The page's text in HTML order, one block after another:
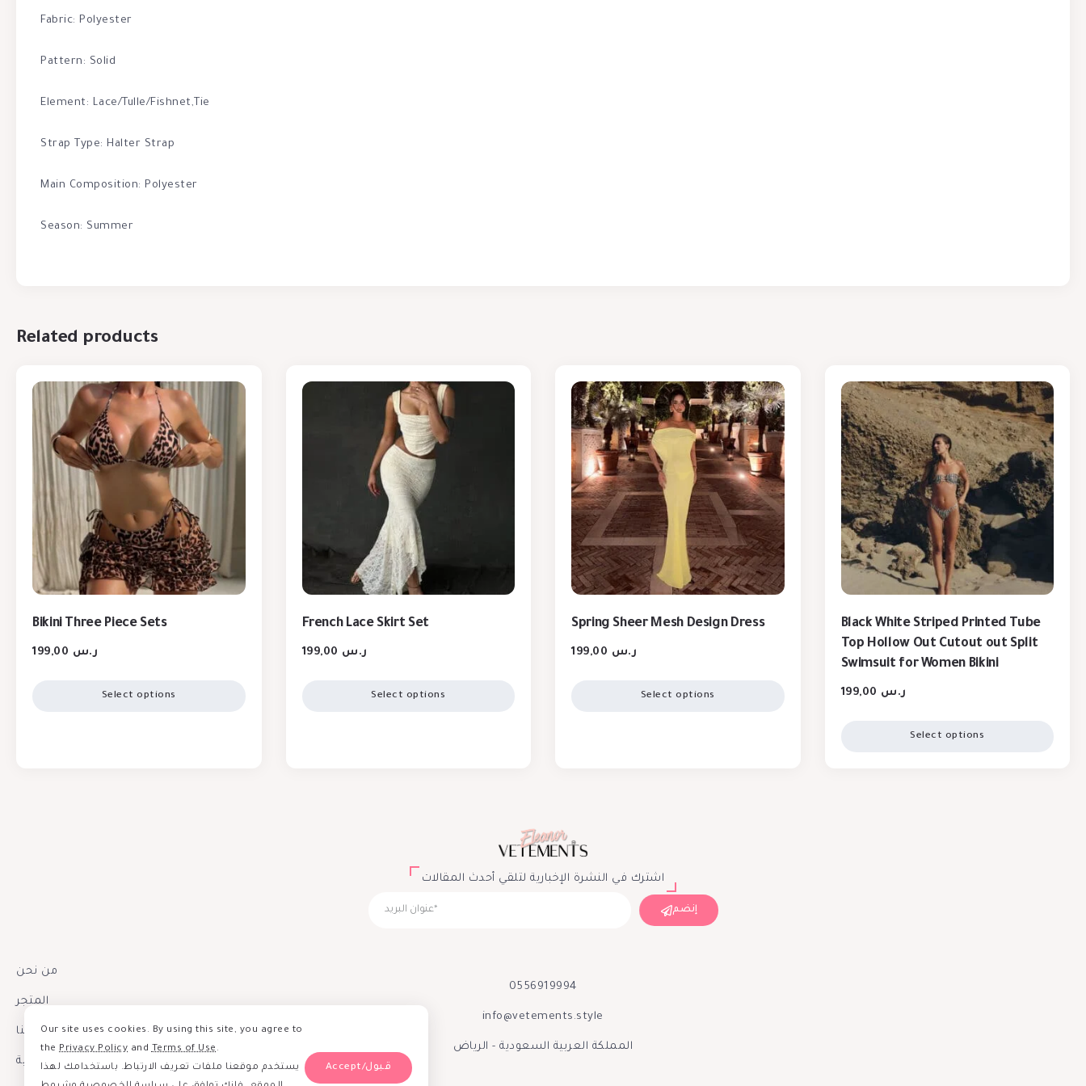
Fabric: Polyester
Pattern: Solid
Element: Lace/Tulle/Fishnet,Tie
Strap Type: Halter Strap
Main Composition: Polyester
Season: Summer
Related products
Bikini Three Piece Sets
ر.س
Select options
French Lace Skirt Set
ر.س
Select options
Spring Sheer Mesh Design Dress
ر.س
Select options
Black White Striped Printed Tube
Top Hollow Out Cutout out Split
Swimsuit for Women Bikini
ر.س
Select options
اشترك في النشرة الإخبارية لتلقي أحدث المقالات
إنضم
من نحن
المتجر
إتصل بنا
سياسة الخصوصية
0556919994
info@vetements.style
المملكة العربية السعودية - الرياض
Our site uses cookies. By using this site, you agree to
the Privacy Policy andTerms of Use.
يستخدم موقعنا ملفات تعريف الارتباط. باستخدامك لهذا
Accept/قبول